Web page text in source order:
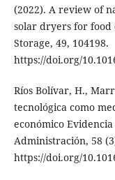
(2022). A review of
solar dryers for food
Storage, 49, 104198.
https://doi.org/
Ríos Bolívar, H.,
tecnológica como
económico
Administración, 58
https://doi.org/